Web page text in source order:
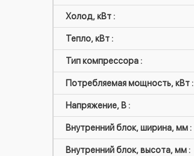
Холод, кВт :
Тепло, кВт :
Тип компрессора :
Потребляемая мощность, кВт :
Напряжение, В :
Внутренний блок, ширина, мм :
Внутренний блок, высота, мм :